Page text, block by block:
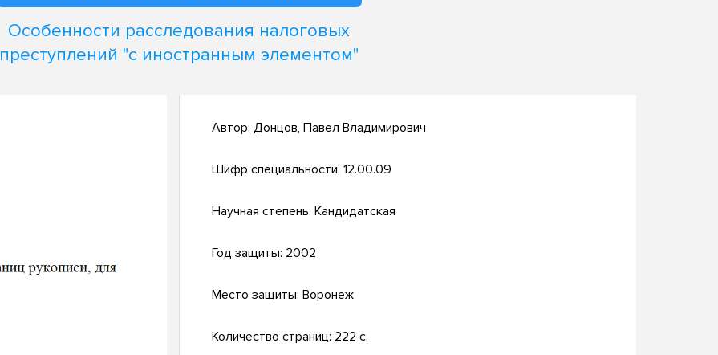
Особенности расследования налоговых
преступлений "с иностранным элементом"
Автор: Донцов, Павел Владимирович
Шифр специальности: 12.00.09
Научная степень: Кандидатская
Год защиты: 2002
Место защиты: Воронеж
Количество страниц: 222 с.